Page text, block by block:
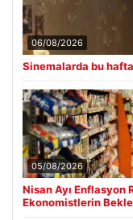
06/08/2026
Sinemalarda bu
05/08/2026
Nisan Ayı Enflasyon
Ekonomistlerin